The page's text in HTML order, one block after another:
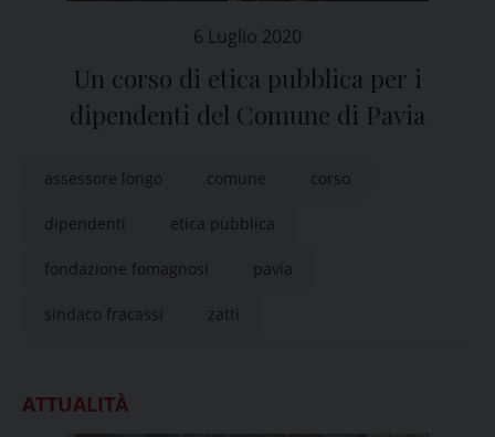
6 Luglio 2020
Un corso di etica pubblica per i
dipendenti del Comune di Pavia
assessore longo comune corso
dipendenti etica pubblica
fondazione fomagnosi pavia
sindaco fracassi zatti
ATTUALITÀ